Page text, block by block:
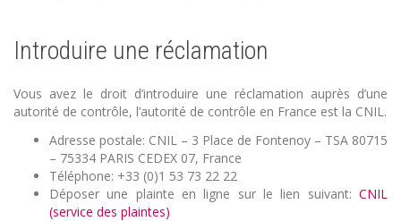
Introduire une réclamation
Vous avez le droit d’introduire une réclamation auprès d’une
autorité de contrôle, l’autorité de contrôle en France est la CNIL.
Adresse postale: CNIL – 3 Place de Fontenoy – TSA 80715
– 75334 PARIS CEDEX 07, France
Téléphone: +33 (0)1 53 73 22 22
Déposer une plainte en ligne sur le lien suivant: CNIL
(service des plaintes)